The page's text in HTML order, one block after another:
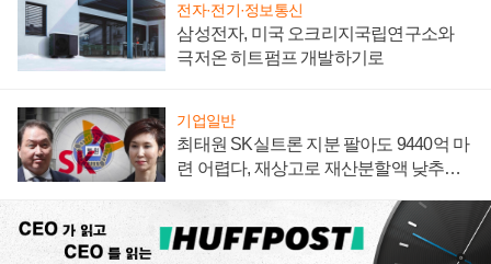
전자·전기·정보통신
삼성전자, 미국 오크리지국립연구소와
극저온 히트펌프 개발하기로
기업일반
최태원 SK실트론 지분 팔아도 9440억 마
련 어렵다, 재상고로 재산분할액 낮추기